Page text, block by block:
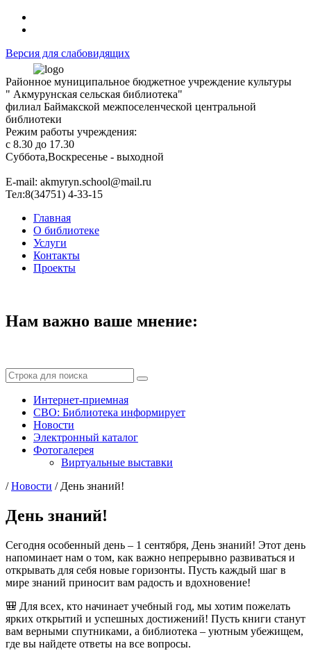
Версия для слабовидящих
Районное муниципальное бюджетное учреждение культуры
" Акмурунская сельская библиотека"
филиал Баймакской межпоселенческой центральной
библиотеки
Режим работы учреждения:
с 8.30 до 17.30
Суббота,Воскресенье - выходной
Е-mail: akmyryn.school@mail.ru
Тел:8(34751) 4-33-15
Главная
О библиотеке
Услуги
Контакты
Проекты
Нам важно ваше мнение:
Интернет-приемная
СВО: Библиотека информирует
Новости
Электронный каталог
Фотогалерея
Виртуальные выставки
/Новости / День знаний!
День знаний!
Сегодня особенный день – 1 сентября, День знаний! Этот день
напоминает нам о том, как важно непрерывно развиваться и
открывать для себя новые горизонты. Пусть каждый шаг в
мире знаний приносит вам радость и вдохновение!
🎒 Для всех, кто начинает учебный год, мы хотим пожелать
ярких открытий и успешных достижений! Пусть книги станут
вам верными спутниками, а библиотека – уютным убежищем,
где вы найдете ответы на все вопросы.